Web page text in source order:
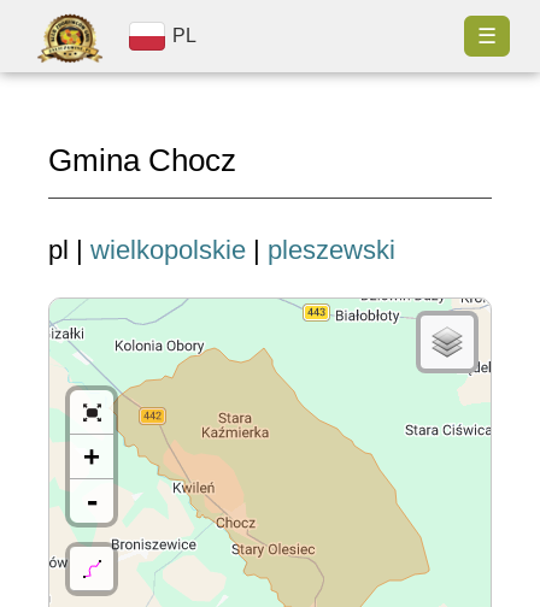
PL ☰
Gmina Chocz
pl | wielkopolskie | pleszewski
+
-